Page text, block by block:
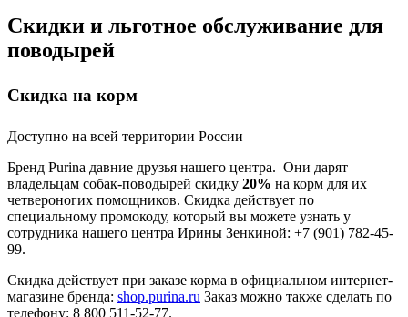
Скидки и льготное обслуживание для
поводырей
Скидка на корм
Доступно на всей территории России
Бренд Purina давние друзья нашего центра. Они дарят
владельцам собак-поводырей скидку 20% на корм для их
четвероногих помощников. Скидка действует по
специальному промокоду, который вы можете узнать у
сотрудника нашего центра Ирины Зенкиной: +7 (901) 782-45-
99.
Скидка действует при заказе корма в официальном интернет-
магазине бренда: shop.purina.ru Заказ можно также сделать по
телефону: 8 800 511-52-77.